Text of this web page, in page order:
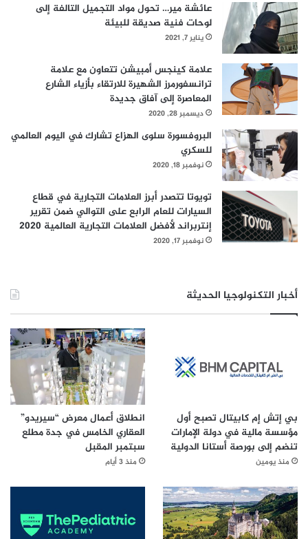
عائشة مير… تحول مواد التجميل التالفة إلى
لوحات فنية صديقة للبيئة
يناير 7, 2021
علامة كينجس أمبيشن تتعاون مع علامة
ترانسفورمرز الشهيرة للارتقاء بأزياء الشارع
المعاصرة إلى آفاق جديدة
ديسمبر 28, 2020
البروفسورة سلوى الهزاع تشارك في اليوم العالمي
للسكري
نوفمبر 18, 2020
تويوتا تتصدر أبرز العلامات التجارية في قطاع
السيارات للعام الرابع على التوالي ضمن تقرير
إنتربراند لأفضل العلامات التجارية العالمية 2020
نوفمبر 17, 2020
أخبار التكنولوجيا الحديثة
بي إتش إم كابيتال تصبح أول
مؤسسة مالية في دولة الإمارات
تنضم إلى بورصة أستانا الدولية
منذ يومين
انطلاق أعمال معرض “سيريدو”
العقاري الخامس في جدة مطلع
سبتمبر المقبل
منذ 3 أيام